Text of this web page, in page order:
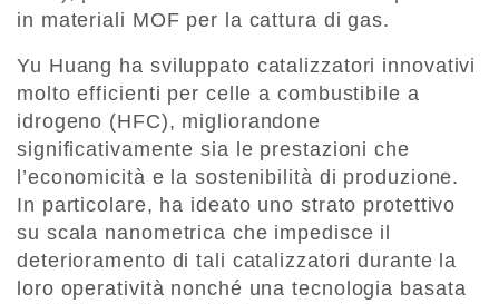
in materiali MOF per la cattura di gas.
Yu Huang ha sviluppato catalizzatori innovativi
molto efficienti per celle a combustibile a
idrogeno (HFC), migliorandone
significativamente sia le prestazioni che
l’economicità e la sostenibilità di produzione.
In particolare, ha ideato uno strato protettivo
su scala nanometrica che impedisce il
deterioramento di tali catalizzatori durante la
loro operatività nonché una tecnologia basata